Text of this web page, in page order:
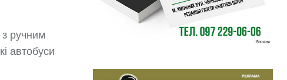
ручним
автобуси